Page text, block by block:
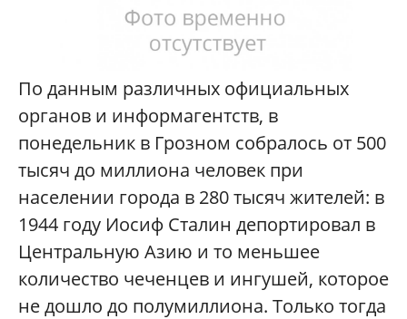
По данным различных официальных
органов и информагентств, в
понедельник в Грозном собралось от 500
тысяч до миллиона человек при
населении города в 280 тысяч жителей: в
1944 году Иосиф Сталин депортировал в
Центральную Азию и то меньшее
количество чеченцев и ингушей, которое
не дошло до полумиллиона. Только тогда